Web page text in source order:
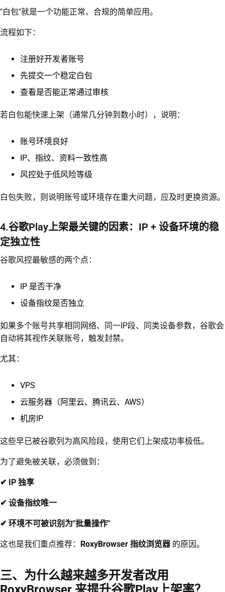
"白包"就是一个功能正常、合规的简单应用。
流程如下：
注册好开发者账号
先提交一个稳定白包
查看是否能正常通过审核
若白包能快速上架（通常几分钟到数小时），说明：
账号环境良好
IP、指纹、资料一致性高
风控处于低风险等级
白包失败，则说明账号或环境存在重大问题，应及时更换资源。
4.谷歌Play上架最关键的因素：IP + 设备环境的稳
定独立性
谷歌风控最敏感的两个点：
IP 是否干净
设备指纹是否独立
如果多个账号共享相同网络、同一IP段、同类设备参数，谷歌会
自动将其视作关联账号，触发封禁。
尤其：
VPS
云服务器（阿里云、腾讯云、AWS）
机房IP
这些早已被谷歌列为高风险段，使用它们上架成功率极低。
为了避免被关联，必须做到：
✔ IP 独享
✔ 设备指纹唯一
✔ 环境不可被识别为"批量操作"
这也是我们重点推荐： RoxyBrowser 指纹浏览器的原因。
三、为什么越来越多开发者改用